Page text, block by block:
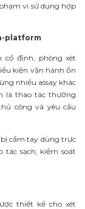
vi sử dụng hợp
platform
cố định, phòng xét
kiện vận hành ổn
nhiều assay khác
là thao tác thường
công và yêu cầu
cầm tay dùng trực
sạch, kiểm soát
thiết kế cho xét